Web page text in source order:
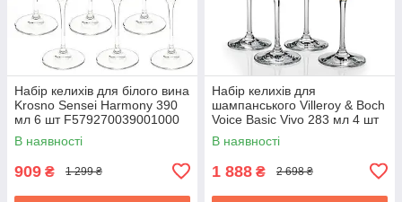
Набір келихів для білого вина
Krosno Sensei Harmony 390
мл 6 шт F579270039001000
В наявності
909 ₴ 1 299 ₴
Набір келихів для
шампанського Villeroy & Boch
Voice Basic Vivo 283 мл 4 шт
1953008130
В наявності
1 888 ₴ 2 698 ₴